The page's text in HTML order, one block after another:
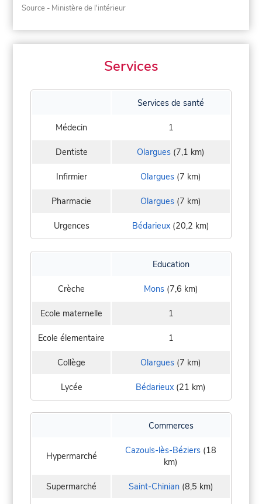
Source - Ministère de l'intérieur
Services
Services de santé
Médecin 1
Dentiste Olargues (7,1 km)
Infirmier Olargues (7 km)
Pharmacie Olargues (7 km)
Urgences Bédarieux (20,2 km)
Education
Crèche Mons(7,6 km)
Ecole maternelle 1
Ecole élementaire 1
Collège Olargues (7 km)
Lycée Bédarieux (21 km)
Commerces
Hypermarché Cazouls-lès-Béziers (18
km)
Supermarché Saint-Chinian(8,5 km)